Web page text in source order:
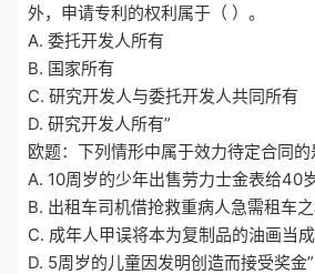
外，申请专利的权利属于（ ）。
A. 委托开发人所有
B. 国家所有
C. 研究开发人与委托开发人共同所有
D. 研究开发人所有”
欧题：下列情形中属于效力待定合同的
A. 10周岁的少年出售劳力士金表给40
B. 出租车司机借抢救重病人急需租车
C. 成年人甲误将本为复制品的油画当
D. 5周岁的儿童因发明创造而接受奖金”